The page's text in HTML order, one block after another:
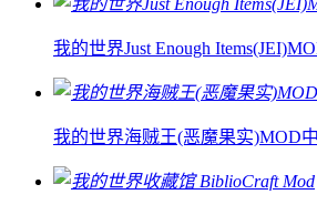
我的世界Just Enough
我的世界海贼王(恶魔果实)MOD